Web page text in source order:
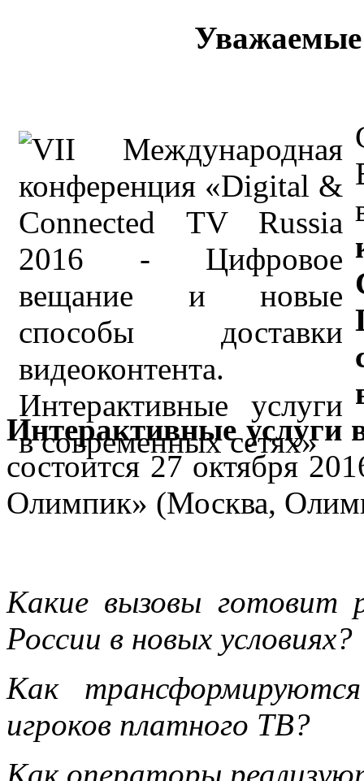
Интерактивные услуги
состоится 27 октября
Олимпик» (Москва,
Какие вызовы готовит
России в новых условиях?
Как
игроков платного ТВ?
Как операторы